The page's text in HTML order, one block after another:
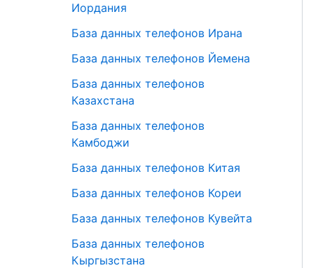
Иордания
База данных телефонов Ирана
База данных телефонов Йемена
База данных телефонов
Казахстана
База данных телефонов
Камбоджи
База данных телефонов Китая
База данных телефонов Кореи
База данных телефонов Кувейта
База данных телефонов
Кыргызстана